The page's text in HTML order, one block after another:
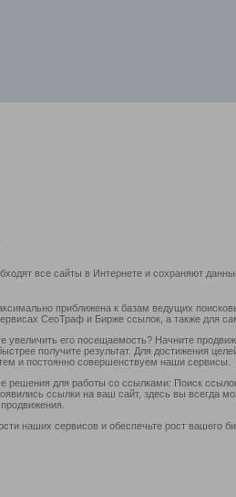
все сайты в Интернете и сохраняют
приближена к базам ведущих
СеоТраф и Бирже ссылок, а также для
увеличить его посещаемость? Начните
получите результат. Для достижения
и постоянно совершенствуем наши сервисы.
решения для работы со ссылками: Поиск
ссылки на ваш сайт, здесь вы всегда
наших сервисов и обеспечьте рост вашего